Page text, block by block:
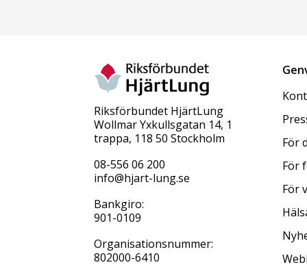
Riksförbundet HjärtLung
Wollmar Yxkullsgatan 14, 1
trappa, 118 50 Stockholm
08-556 06 200
info@hjart-lung.se
Bankgiro:
901-0109
Organisationsnummer:
802000-6410
För
För
För